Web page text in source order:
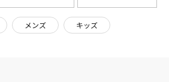
メンズ キッズ